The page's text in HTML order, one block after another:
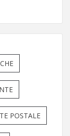
POSTALE